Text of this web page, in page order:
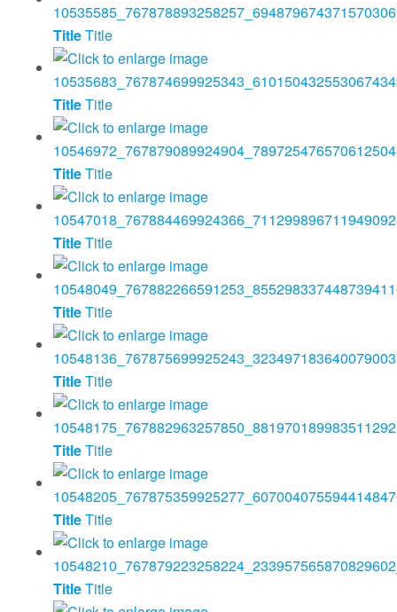
TitleTitle
TitleTitle
TitleTitle
TitleTitle
TitleTitle
TitleTitle
TitleTitle
TitleTitle
TitleTitle